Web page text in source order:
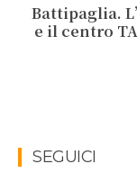
Battipaglia.
e il centro
SEGUICI